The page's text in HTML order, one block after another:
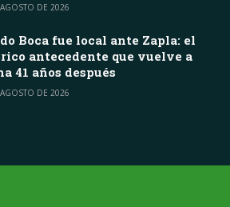
DE 2026
Boca fue local ante Zapla: el
antecedente que vuelve a
41 años después
DE 2026